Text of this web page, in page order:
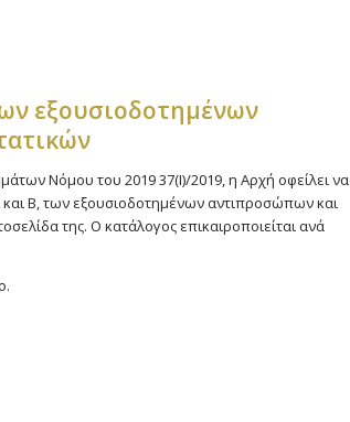
εξουσιοδοτημένων
Νόμου του 2019 37(Ι)/2019, η Αρχή οφείλει να
Β, των εξουσιοδοτημένων αντιπροσώπων και
της. Ο κατάλογος επικαιροποιείται ανά